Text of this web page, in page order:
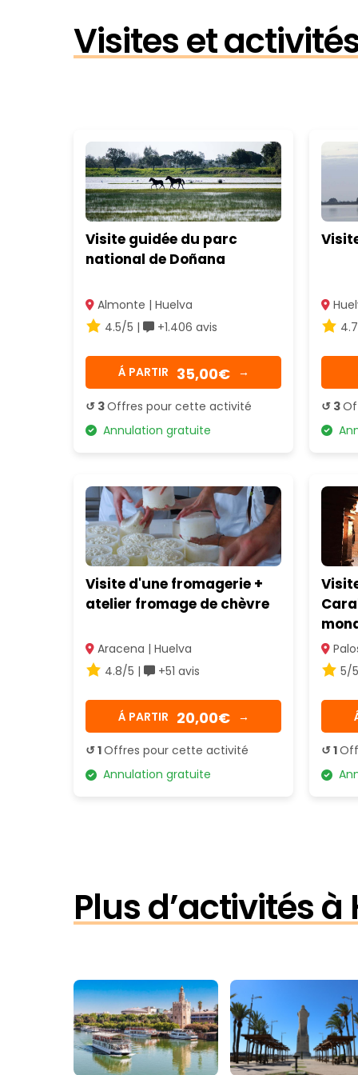
Visites et
Visite guidée du parc
national de Doñana
Almonte | Huelva
4.5/5 |
+1.406 avis
Á PARTIR 35,00€ →
↺ 3Offres pour cette activité
Annulation gratuite
↺ 3
Visite d'une fromagerie +
atelier fromage de chèvre
Aracena | Huelva
4.8/5 |
+51 avis
Á PARTIR 20,00€ →
↺ 1Offres pour cette activité
Annulation gratuite
5/
↺ 1
Plus d’activités